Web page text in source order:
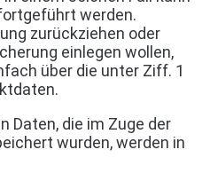
werden.
zurückziehen oder
einlegen wollen,
über die unter Ziff. 1
Daten, die im Zuge der
wurden, werden in